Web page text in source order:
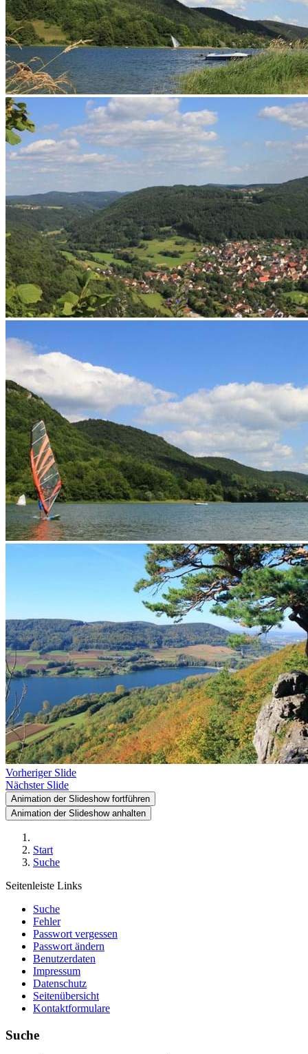
Vorheriger Slide
Nächster Slide
Animation der Slideshow fortführen
Animation der Slideshow anhalten
Start
Suche
Seitenleiste Links
Suche
Fehler
Passwort vergessen
Passwort ändern
Benutzerdaten
Impressum
Datenschutz
Seitenübersicht
Kontaktformulare
Suche